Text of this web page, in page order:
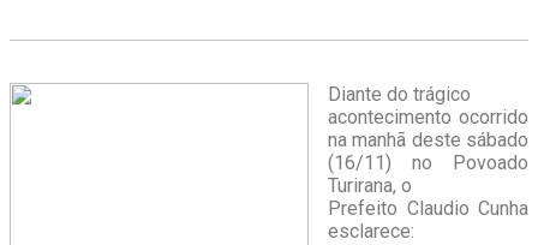
Diante do trágico
acontecimento ocorrido
na manhã deste sábado
(16/11) no Povoado
Turirana, o
Prefeito Claudio Cunha
esclarece: